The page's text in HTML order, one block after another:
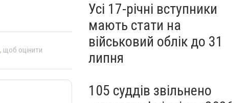
, щоб оцінити
Усі 17-річні вступники
мають стати на
військовий облік до 31
липня
105 суддів звільнено